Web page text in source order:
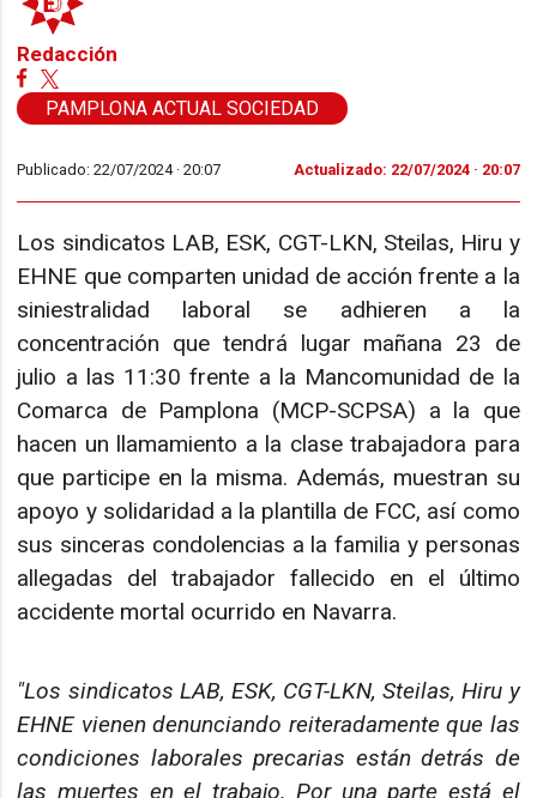
Redacción
PAMPLONA ACTUAL SOCIEDAD
Publicado: 22/07/2024 ·20:07 Actualizado: 22/07/2024 · 20:07
Los sindicatos LAB, ESK, CGT-LKN, Steilas, Hiru y
EHNE que comparten unidad de acción frente a la
siniestralidad laboral se adhieren a la
concentración que tendrá lugar mañana 23 de
julio a las 11:30 frente a la Mancomunidad de la
Comarca de Pamplona (MCP-SCPSA) a la que
hacen un llamamiento a la clase trabajadora para
que participe en la misma. Además, muestran su
apoyo y solidaridad a la plantilla de FCC, así como
sus sinceras condolencias a la familia y personas
allegadas del trabajador fallecido en el último
accidente mortal ocurrido en Navarra.
"Los sindicatos LAB, ESK, CGT-LKN, Steilas, Hiru y
EHNE vienen denunciando reiteradamente que las
condiciones laborales precarias están detrás de
las muertes en el trabajo. Por una parte está el